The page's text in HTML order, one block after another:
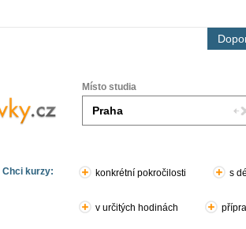
Místo studia
Chci kurzy: konkrétní pokročilosti s
v určitých hodinách